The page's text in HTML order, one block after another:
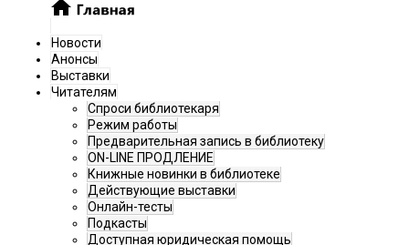
Новости
Анонсы
Выставки
Читателям
Спроси библиотекаря
Режим работы
Предварительная запись в библиотеку
ON-LINE ПРОДЛЕНИЕ
Книжные новинки в библиотеке
Действующие выставки
Онлайн-тесты
Подкасты
Доступная юридическая помощь